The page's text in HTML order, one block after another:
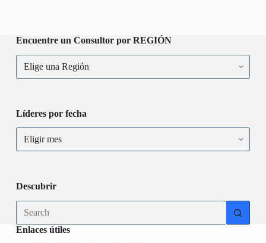
Encuentre un Consultor por REGIÓN
Líderes por fecha
Descubrir
Enlaces útiles